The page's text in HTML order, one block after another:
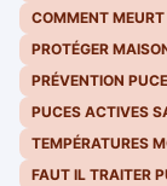
COMMENT
PROTÉGER
PRÉVENTION
PUCES ACTIVES
TEMPÉRATURES
FAUT IL TRAITER